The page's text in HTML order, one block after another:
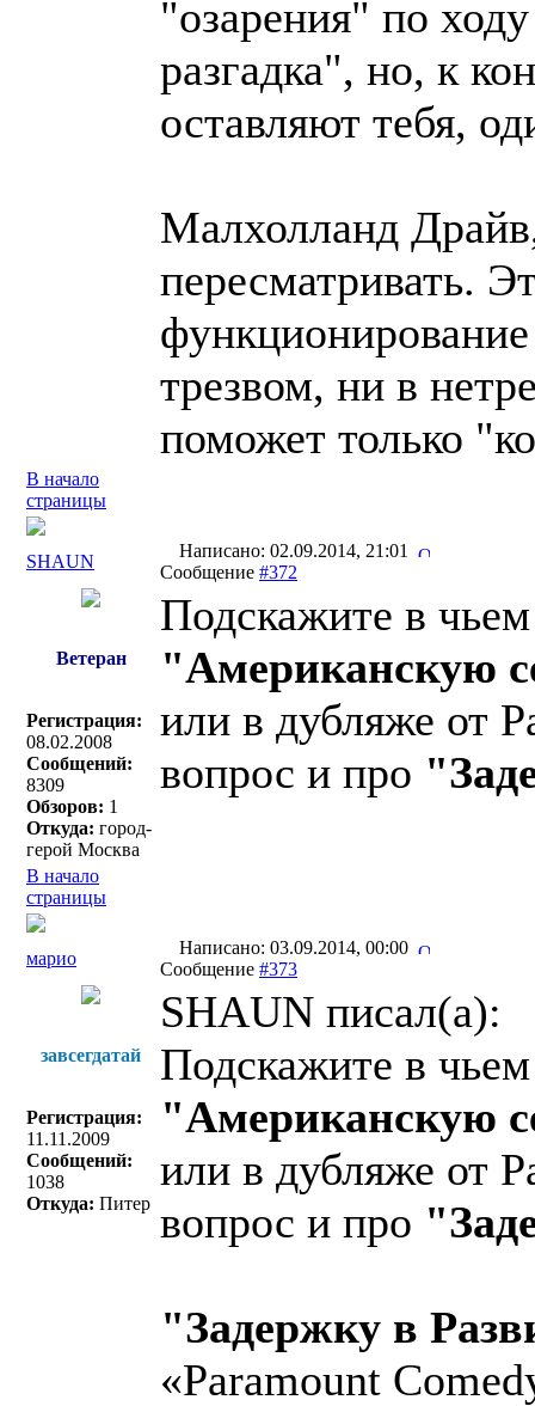
"озарения" по
разгадка", но, к
оставляют тебя,
Малхолланд
пересматривать.
функционирование
трезвом, ни в
поможет только
В начало
страницы
SHAUN
Написано: 02.09.2014, 21:01
Сообщение #372
Ветеран
Регистрация:
08.02.2008
Сообщений:
8309
Обзоров: 1
Откуда: город-
герой Москва
Подскажите в
"Американскую
или в дубляже от
вопрос и про
В начало
страницы
марио
Написано: 03.09.2014, 00:00
Сообщение #373
завсегдатай
Регистрация:
11.11.2009
Сообщений:
1038
Откуда: Питер
SHAUN писал(a):
Подскажите в
"Американскую
или в дубляже от
вопрос и про
"Задержку в
«Paramount